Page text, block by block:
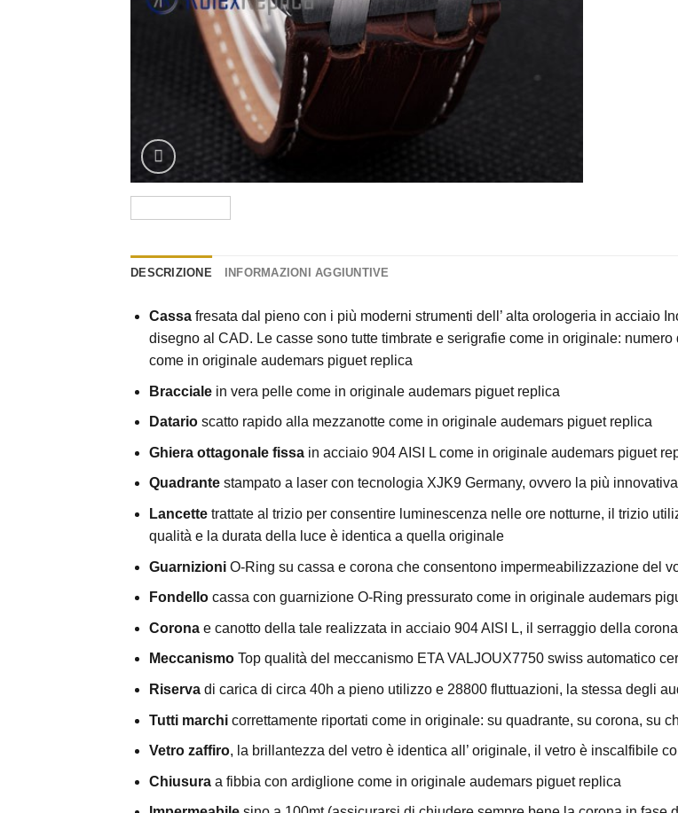
DESCRIZIONE INFORMAZIONI AGGIUNTIVE
Cassa fresata dal pieno con i più moderni strumenti dell’ alta orologeria in acciaio
disegno al CAD. Le casse sono tutte timbrate e serigrafie come in originale:
come in originale audemars piguet replica
Braccialein vera pelle come in originale audemars piguet replica
Datario scatto rapido alla mezzanotte come in originale audemars piguet replica
Ghiera ottagonale fissain acciaio 904 AISI L come in originale audemars piguet
Quadrantestampato a laser con tecnologia XJK9 Germany, ovvero la più
Lancettetrattate al trizio per consentire luminescenza nelle ore notturne, il trizio
qualità e la durata della luce è identica a quella originale
GuarnizioniO-Ring su cassa e corona che consentono impermeabilizzazione del
Fondellocassa con guarnizione O-Ring pressurato come in originale audemars
Coronae canotto della tale realizzata in acciaio 904 AISI L, il serraggio della
MeccanismoTop qualità del meccanismo ETA VALJOUX7750 swiss automatico
Riservadi carica di circa 40h a pieno utilizzo e 28800 fluttuazioni, la stessa degli
Tutti marchi correttamente riportati come in originale: su quadrante, su corona, su
Vetro zaffiro, la brillantezza del vetro è identica all’ originale, il vetro è inscalfibile
Chiusuraa fibbia con ardiglione come in originale audemars piguet replica